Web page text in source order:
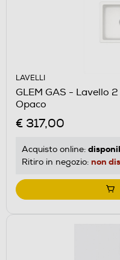
LAVELLI
GLEM GAS - Lavello
Opaco
€ 317,00
Acquisto online:
Ritiro in negozio: non